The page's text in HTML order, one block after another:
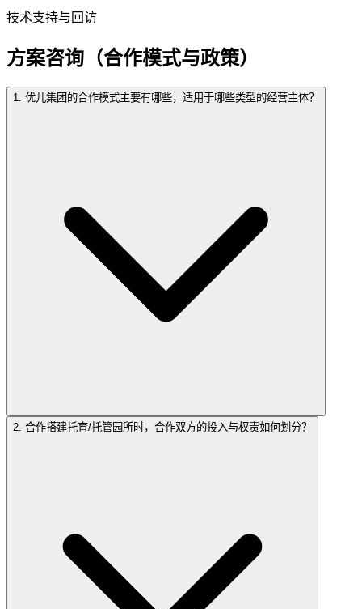
技术支持与回访
方案咨询（合作模式与政策）
1. 优儿集团的合作模式主要有哪些，适用于哪些类型的经营主体？
2. 合作搭建托育/托管园所时，合作双方的投入与权责如何划分？